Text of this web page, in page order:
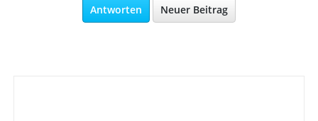
Antworten Neuer Beitrag